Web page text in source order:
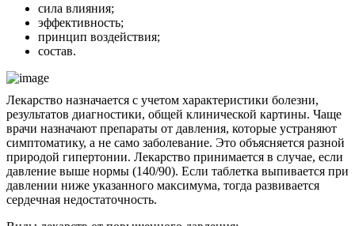
сила влияния;
эффективность;
принцип воздействия;
состав.
Лекарство назначается с учетом характеристики болезни,
результатов диагностики, общей клинической картины. Чаще
врачи назначают препараты от давления, которые устраняют
симптоматику, а не само заболевание. Это объясняется разной
природой гипертонии. Лекарство принимается в случае, если
давление выше нормы (140/90). Если таблетка выпивается при
давлении ниже указанного максимума, тогда развивается
сердечная недостаточность.